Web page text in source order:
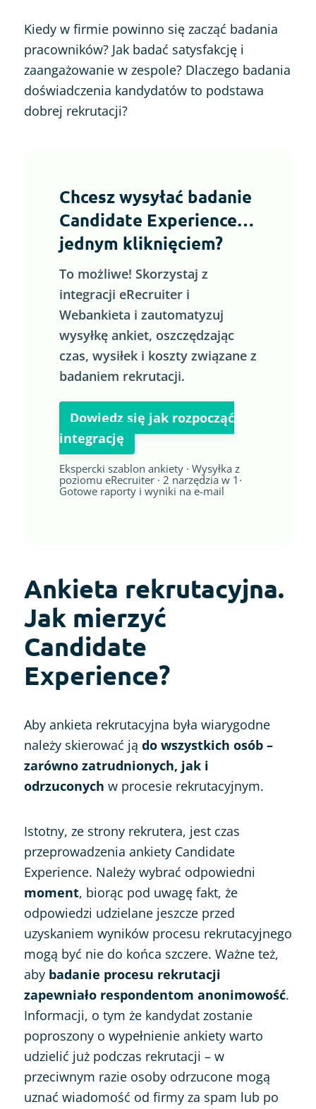
Kiedy w firmie powinno się zacząć badania
pracowników? Jak badać satysfakcję i
zaangażowanie w zespole? Dlaczego badania
doświadczenia kandydatów to podstawa
dobrej rekrutacji?
Chcesz wysyłać badanie
Candidate Experience…
jednym kliknięciem?
To możliwe! Skorzystaj z
integracji eRecruiter i
Webankieta i zautomatyzuj
wysyłkę ankiet, oszczędzając
czas, wysiłek i koszty związane z
badaniem rekrutacji.
Dowiedz się jak rozpocząć
integrację
Ekspercki szablon ankiety · Wysyłka z
poziomu eRecruiter · 2 narzędzia w 1·
Gotowe raporty i wyniki na e-mail
Ankieta rekrutacyjna.
Jak mierzyć
Candidate
Experience?
Aby ankieta rekrutacyjna była wiarygodne
należy skierować ją do wszystkich osób –
zarówno zatrudnionych, jak i
odrzuconych w procesie rekrutacyjnym.
Istotny, ze strony rekrutera, jest czas
przeprowadzenia ankiety Candidate
Experience. Należy wybrać odpowiedni
moment, biorąc pod uwagę fakt, że
odpowiedzi udzielane jeszcze przed
uzyskaniem wyników procesu rekrutacyjnego
mogą być nie do końca szczere. Ważne też,
abybadanie procesu rekrutacji
zapewniało respondentom anonimowość.
Informacji, o tym że kandydat zostanie
poproszony o wypełnienie ankiety warto
udzielić już podczas rekrutacji – w
przeciwnym razie osoby odrzucone mogą
uznać wiadomość od firmy za spam lub po